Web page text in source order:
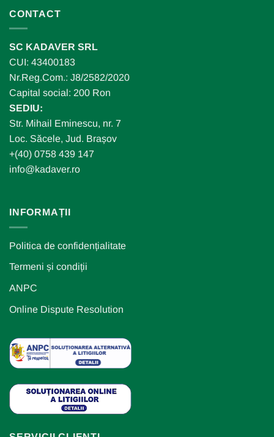
CONTACT
SC KADAVER SRL
CUI: 43400183
Nr.Reg.Com.: J8/2582/2020
Capital social: 200 Ron
SEDIU:
Str. Mihail Eminescu, nr. 7
Loc. Săcele, Jud. Brașov
+(40) 0758 439 147
info@kadaver.ro
INFORMAȚII
Politica de confidențialitate
Termeni și condiții
ANPC
Online Dispute Resolution